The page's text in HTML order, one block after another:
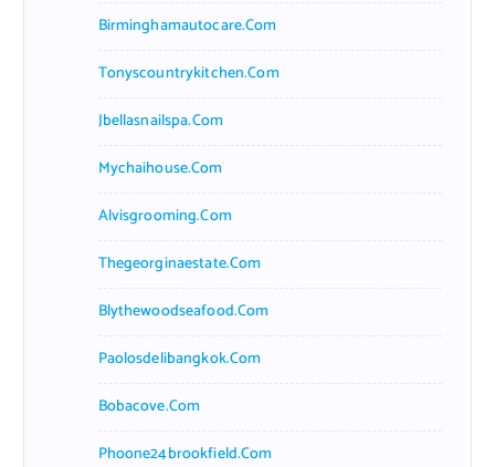
Birminghamautocare.com
Tonyscountrykitchen.com
Jbellasnailspa.com
Mychaihouse.com
Alvisgrooming.com
Thegeorginaestate.com
Blythewoodseafood.com
Paolosdelibangkok.com
Bobacove.com
Phoone24brookfield.com